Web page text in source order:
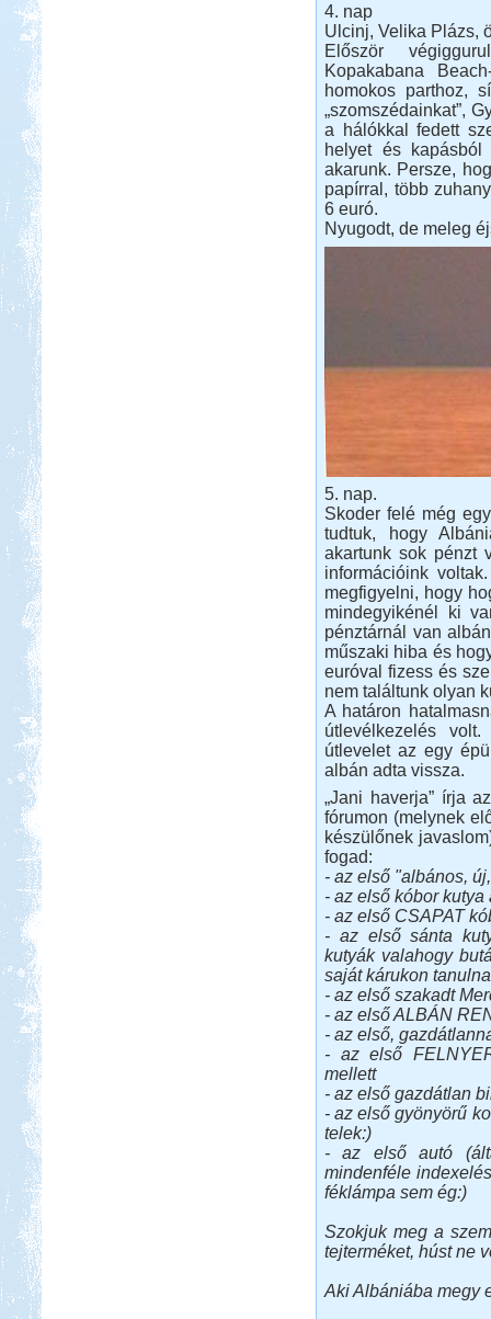
4. nap
Ulcinj, Velika Plázs,
Először
Kopakabana
homokos parthoz,
„szomszédainkat”,
a hálókkal fedett
helyet és
akarunk. Persze,
papírral, több
6 euró.
Nyugodt, de meleg
5. nap.
Skoder felé még
tudtuk, hogy
akartunk sok pénzt
információink
megfigyelni, hogy
mindegyikénél ki
pénztárnál van
műszaki hiba és
euróval fizess és
nem találtunk olyan
A határon
útlevélkezelés
útlevelet az egy
albán adta vissza.
„Jani haverja” írja
fórumon (melynek
készülőnek
fogad:
- az első "albános,
- az első kóbor kutya
- az első CSAPAT
- az első sánta
kutyák valahogy
saját kárukon
- az első szakadt
- az első ALBÁN
- az első,
- az első
mellett
- az első gazdátlan
- az első gyönyörű
telek:)
- az első autó
mindenféle
féklámpa sem ég:)
Szokjuk meg a
tejterméket, húst ne
Aki Albániába megy